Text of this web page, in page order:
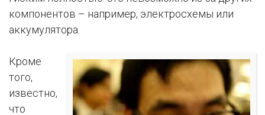
компонентов – например, электросхемы или
аккумулятора.
Кроме
того,
известно,
что